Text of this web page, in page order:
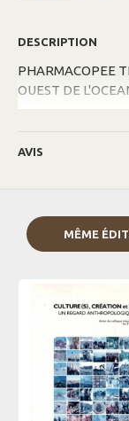
DESCRIPTION
PHARMACOPEE
OUEST DE
AVIS
MÊME